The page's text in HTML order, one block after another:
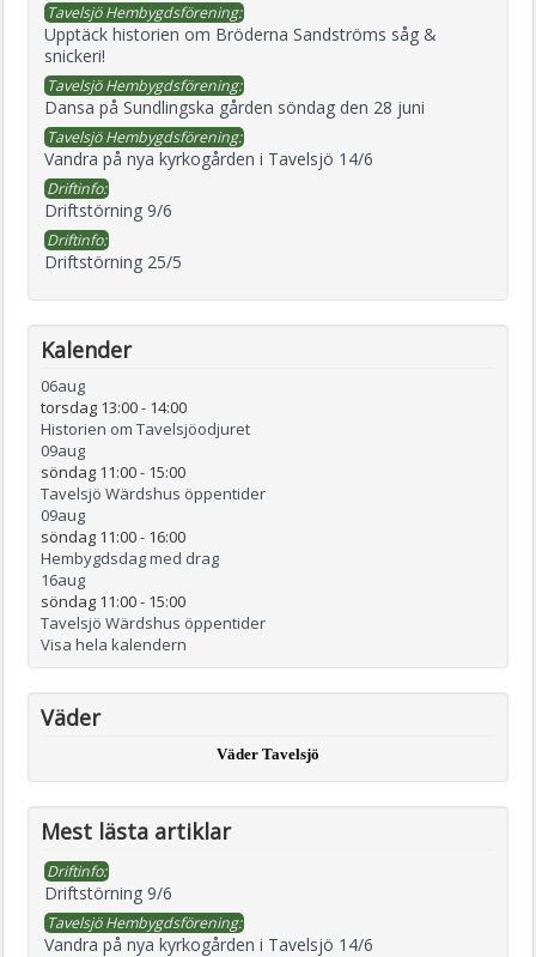
Tavelsjö Hembygdsförening:
Upptäck historien om Bröderna Sandströms såg &
snickeri!
Tavelsjö Hembygdsförening:
Dansa på Sundlingska gården söndag den 28 juni
Tavelsjö Hembygdsförening:
Vandra på nya kyrkogården i Tavelsjö 14/6
Driftinfo:
Driftstörning 9/6
Driftinfo:
Driftstörning 25/5
Kalender
06aug
torsdag 13:00- 14:00
Historien om Tavelsjöodjuret
09aug
söndag 11:00- 15:00
Tavelsjö Wärdshus öppentider
09aug
söndag 11:00- 16:00
Hembygdsdag med drag
16aug
söndag 11:00- 15:00
Tavelsjö Wärdshus öppentider
Visa hela kalendern
Väder
Väder Tavelsjö
Mest lästa artiklar
Driftinfo:
Driftstörning 9/6
Tavelsjö Hembygdsförening:
Vandra på nya kyrkogården i Tavelsjö 14/6